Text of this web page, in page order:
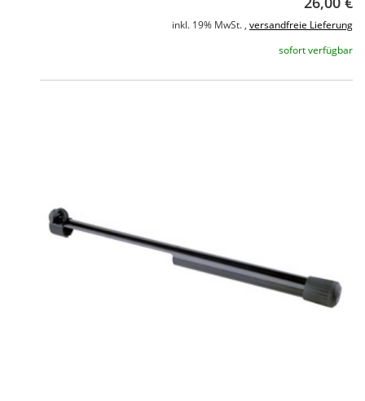
inkl. 19% MwSt. , versandfreie Lieferung
sofort verfügbar